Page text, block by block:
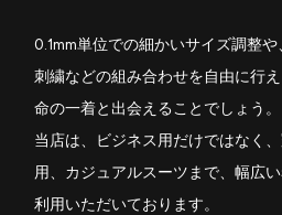
0.1mm単位での細かいサイズ調整
刺繍などの組み合わせを自由に行
命の一着と出会えることでしょう。
当店は、ビジネス用だけではなく
用、カジュアルスーツまで、幅広
利用いただいております。